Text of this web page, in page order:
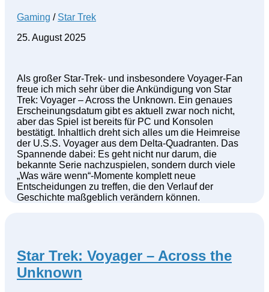
Gaming / Star Trek
25. August 2025
Als großer Star-Trek- und insbesondere Voyager-Fan
freue ich mich sehr über die Ankündigung von Star
Trek: Voyager – Across the Unknown. Ein genaues
Erscheinungsdatum gibt es aktuell zwar noch nicht,
aber das Spiel ist bereits für PC und Konsolen
bestätigt. Inhaltlich dreht sich alles um die Heimreise
der U.S.S. Voyager aus dem Delta-Quadranten. Das
Spannende dabei: Es geht nicht nur darum, die
bekannte Serie nachzuspielen, sondern durch viele
„Was wäre wenn“-Momente komplett neue
Entscheidungen zu treffen, die den Verlauf der
Geschichte maßgeblich verändern können.
Star Trek: Voyager – Across the
Unknown